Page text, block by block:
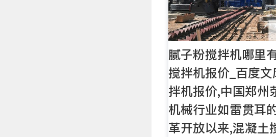
腻子粉搅拌机哪里
搅拌机报价_百度
拌机报价,中国郑州
机械行业如雷贯耳
革开放以来,混凝土